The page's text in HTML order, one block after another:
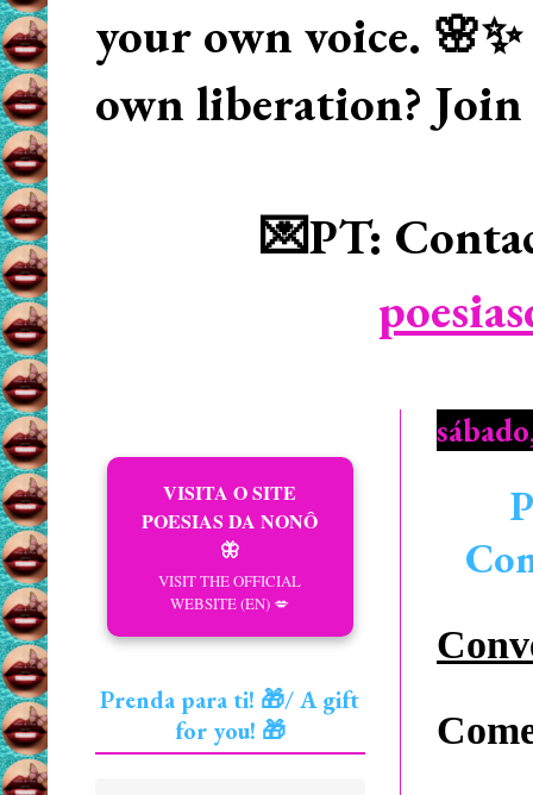
your own voice.
own liberation? Join
💌PT:
VISITA O SITE
POESIAS DA NONÔ
🦋
VISIT THE OFFICIAL
WEBSITE (EN) 💋
Prenda para ti! 🎁/ A gift
for you! 🎁